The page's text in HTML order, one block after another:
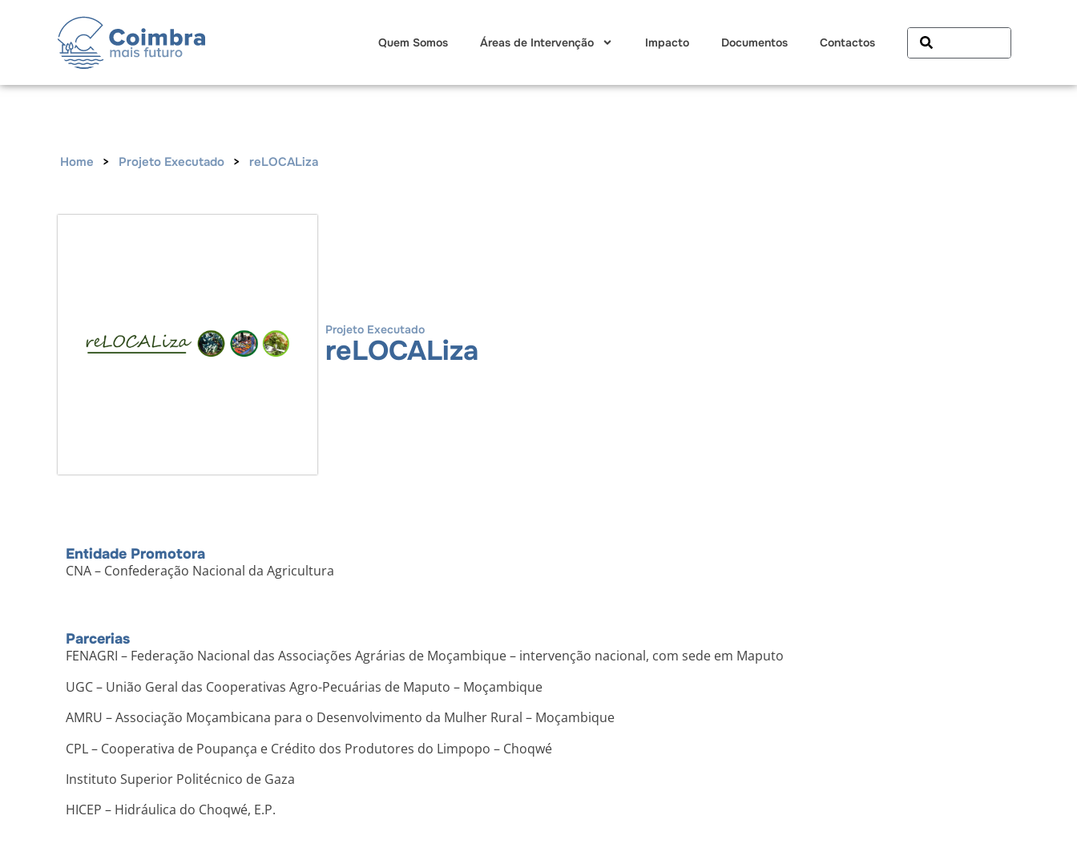
Quem Somos Áreas de Intervenção Impacto Documentos Contactos
Home > Projeto Executado > reLOCALiza
Projeto Executado
reLOCALiza
Entidade Promotora
CNA – Confederação Nacional da Agricultura
Parcerias
FENAGRI – Federação Nacional das Associações Agrárias de Moçambique – intervenção nacional, com sede em Maputo
UGC – União Geral das Cooperativas Agro-Pecuárias de Maputo – Moçambique
AMRU – Associação Moçambicana para o Desenvolvimento da Mulher Rural – Moçambique
CPL – Cooperativa de Poupança e Crédito dos Produtores do Limpopo – Choqwé
Instituto Superior Politécnico de Gaza
HICEP – Hidráulica do Choqwé, E.P.